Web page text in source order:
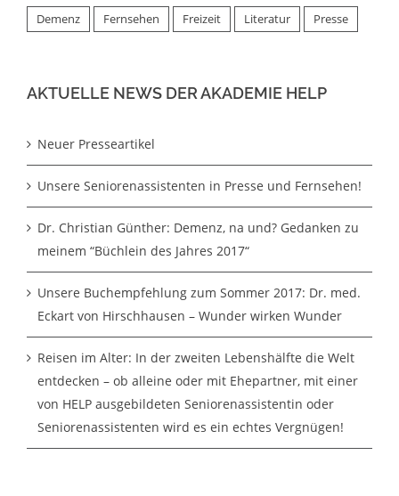
Demenz Fernsehen Freizeit Literatur Presse
AKTUELLE NEWS DER AKADEMIE HELP
Neuer Presseartikel
Unsere Seniorenassistenten in Presse und Fernsehen!
Dr. Christian Günther: Demenz, na und? Gedanken zu
meinem “Büchlein des Jahres 2017“
Unsere Buchempfehlung zum Sommer 2017: Dr. med.
Eckart von Hirschhausen – Wunder wirken Wunder
Reisen im Alter: In der zweiten Lebenshälfte die Welt
entdecken – ob alleine oder mit Ehepartner, mit einer
von HELP ausgebildeten Seniorenassistentin oder
Seniorenassistenten wird es ein echtes Vergnügen!